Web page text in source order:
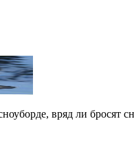
вряд ли